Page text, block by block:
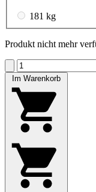
181 kg
Produkt nicht mehr
Im Warenkorb